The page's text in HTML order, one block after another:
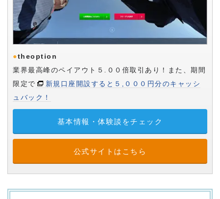
●theoption
業界最高峰のペイアウト５.００倍取引あり！また、期間
限定で
新規口座開設すると５,０００円分のキャッシ
ュバック！
基本情報・体験談をチェック
公式サイトはこちら